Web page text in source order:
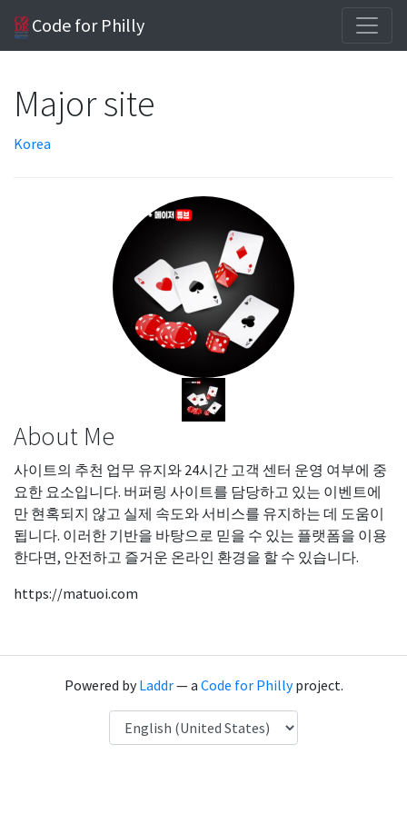
Code for Philly
Major site
Korea
About Me
사이트의 추천 업무 유지와 24시간 고객 센터 운영 여부에 중
요한 요소입니다. 버퍼링 사이트를 담당하고 있는 이벤트에
만 현혹되지 않고 실제 속도와 서비스를 유지하는 데 도움이
됩니다. 이러한 기반을 바탕으로 믿을 수 있는 플랫폼을 이용
한다면, 안전하고 즐거운 온라인 환경을 할 수 있습니다.
https://matuoi.com
Powered byLaddr— a Code for Phillyproject.
Language